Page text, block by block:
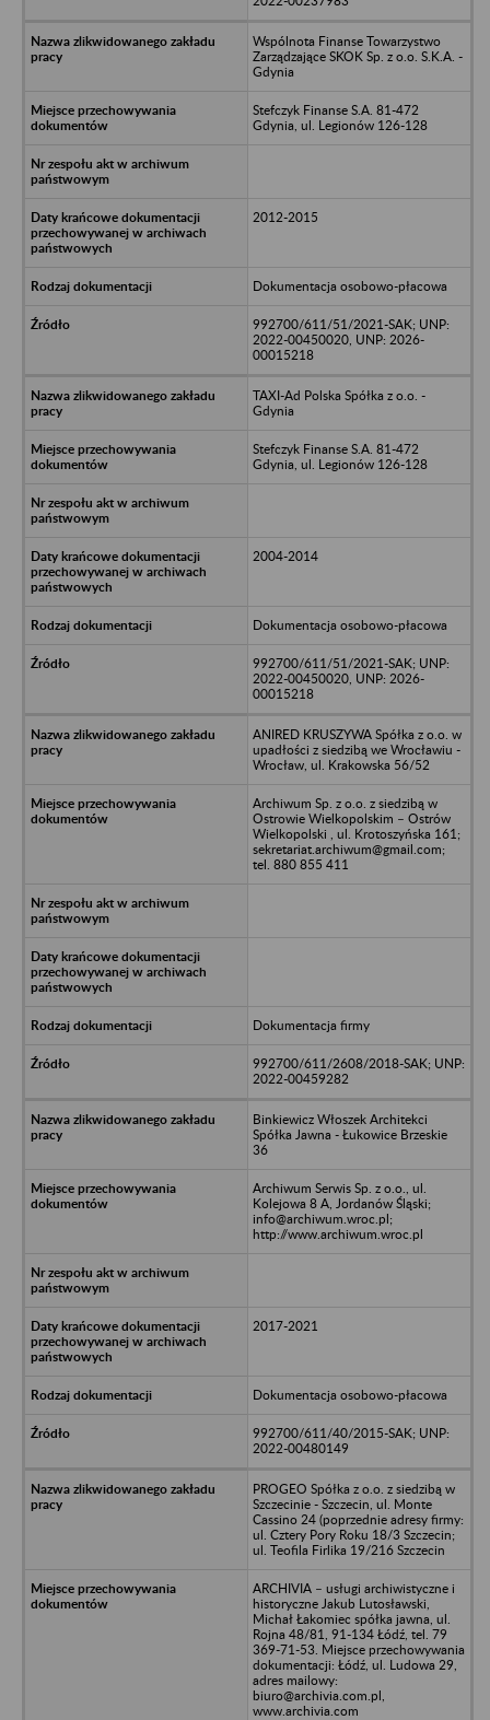
Wspólnota Finanse Towarzystwo
Zarządzające SKOK Sp. z o.o. S.K.A. -
Gdynia
Stefczyk Finanse S.A. 81-472
Gdynia, ul. Legionów 126-128
2012-2015
Dokumentacja osobowo-płacowa
992700/611/51/2021-SAK; UNP:
2022-00450020, UNP: 2026-
00015218
TAXI-Ad Polska Spółka z o.o. -
Gdynia
Stefczyk Finanse S.A. 81-472
Gdynia, ul. Legionów 126-128
2004-2014
Dokumentacja osobowo-płacowa
992700/611/51/2021-SAK; UNP:
2022-00450020, UNP: 2026-
00015218
ANIRED KRUSZYWA Spółka z o.o. w
upadłości z siedzibą we Wrocławiu -
Wrocław, ul. Krakowska 56/52
Archiwum Sp. z o.o. z siedzibą w
Ostrowie Wielkopolskim – Ostrów
Wielkopolski , ul. Krotoszyńska 161;
sekretariat.archiwum@gmail.com;
tel. 880 855 411
Dokumentacja firmy
992700/611/2608/2018-SAK; UNP:
2022-00459282
Binkiewicz Włoszek Architekci
Spółka Jawna - Łukowice Brzeskie
36
Archiwum Serwis Sp. z o.o., ul.
Kolejowa 8 A, Jordanów Śląski;
info@archiwum.wroc.pl;
http://www.archiwum.wroc.pl
2017-2021
Dokumentacja osobowo-płacowa
992700/611/40/2015-SAK; UNP:
2022-00480149
PROGEO Spółka z o.o. z siedzibą w
Szczecinie - Szczecin, ul. Monte
Cassino 24 (poprzednie adresy firmy:
ul. Cztery Pory Roku 18/3 Szczecin;
ul. Teofila Firlika 19/216 Szczecin
ARCHIVIA – usługi archiwistyczne i
historyczne Jakub Lutosławski,
Michał Łakomiec spółka jawna, ul.
Rojna 48/81, 91-134 Łódź, tel. 79
369-71-53. Miejsce przechowywania
dokumentacji: Łódź, ul. Ludowa 29,
adres mailowy:
biuro@archivia.com.pl,
www.archivia.com